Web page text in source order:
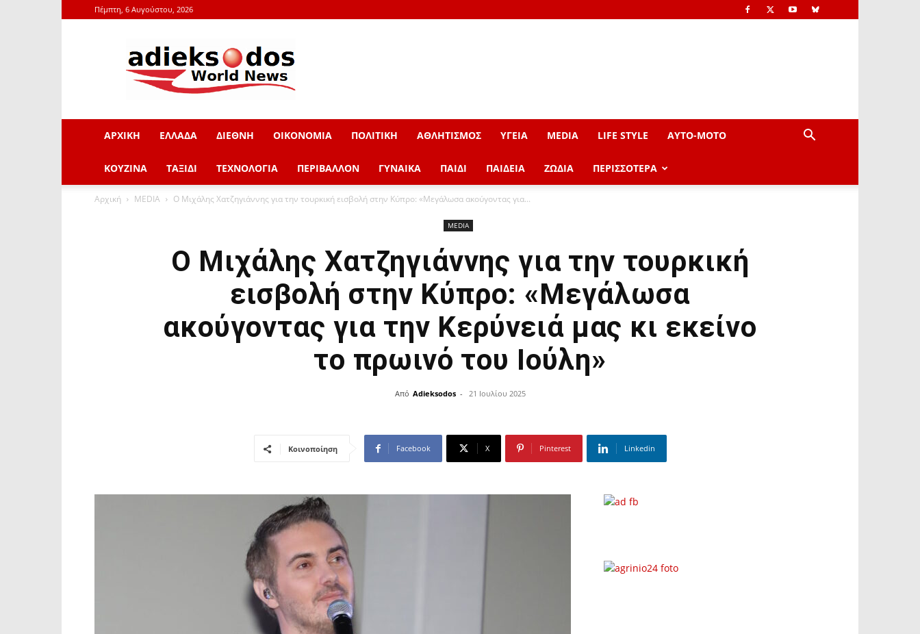
Πέμπτη, 6 Αυγούστου, 2026
adieksodos.gr
ΑΡΧΙΚΗ ΕΛΛΑΔΑ ΔΙΕΘΝΗ ΟΙΚΟΝΟΜΙΑ ΠΟΛΙΤΙΚΗ ΑΘΛΗΤΙΣΜΟΣ ΥΓΕΙΑ MEDIA LIFE STYLE AYTO-ΜOTO
ΚΟΥΖΙΝΑ ΤΑΞΙΔΙ ΤΕΧΝΟΛΟΓΙΑ ΠΕΡΙΒΑΛΛΟΝ ΓΥΝΑΙΚΑ ΠΑΙΔΙ ΠΑΙΔΕΙΑ ΖΩΔΙΑ ΠΕΡΙΣΣΟΤΕΡΑ
Αρχική MEDIA Ο Μιχάλης Χατζηγιάννης για την τουρκική εισβολή στην Κύπρο: «Μεγάλωσα ακούγοντας για...
MEDIA
Ο Μιχάλης Χατζηγιάννης για την τουρκική
εισβολή στην Κύπρο: «Μεγάλωσα
ακούγοντας για την Κερύνειά μας κι εκείνο
το πρωινό του Ιούλη»
Από Adieksodos - 21 Ιουλίου 2025
Κοινοποίηση Facebook X Pinterest Linkedin